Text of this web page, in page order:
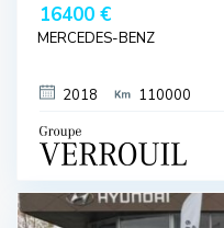
16400 €
MERCEDES-BENZ
2018 110000